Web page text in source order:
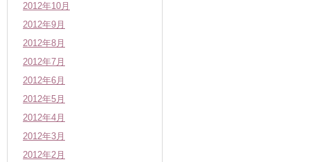
2012年10月
2012年9月
2012年8月
2012年7月
2012年6月
2012年5月
2012年4月
2012年3月
2012年2月